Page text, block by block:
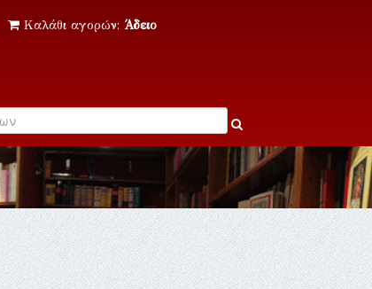
Καλάθι αγορών: Άδειο